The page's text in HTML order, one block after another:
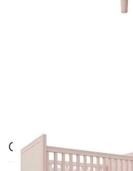
Combinação perfeita